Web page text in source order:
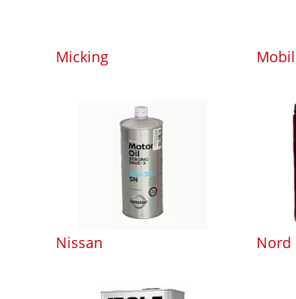
Micking Mobil
Nissan Nord